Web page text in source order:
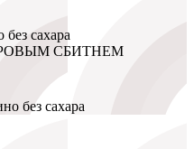
сахара
СБИТНЕМ